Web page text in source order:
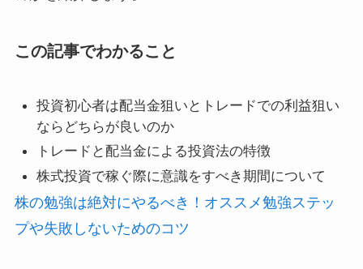
この記事でわかること
投資初心者は配当金狙いとトレードでの利益狙い
ならどちらが良いのか
トレードと配当金による投資法の特徴
株式投資で稼ぐ際に意識をすべき期間について
株の勉強は絶対にやるべき！オススメ勉強ステッ
プや失敗しないためのコツ